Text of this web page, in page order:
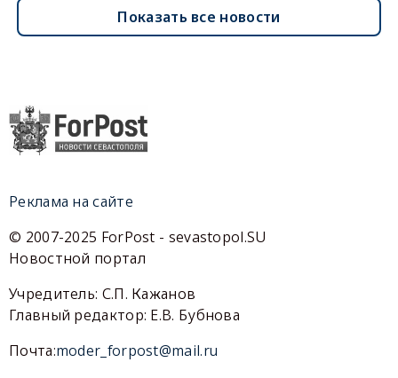
Показать все новости
Реклама на сайте
© 2007-2025 ForPost - sevastopol.SU
Новостной портал
Учредитель: С.П. Кажанов
Главный редактор: Е.В. Бубнова
Почта:moder_forpost@mail.ru